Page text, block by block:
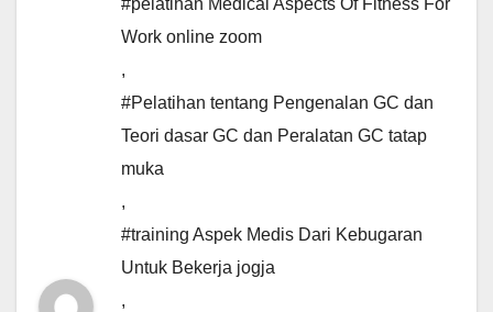
#pelatihan Medical Aspects Of Fitness For
Work online zoom
,
#Pelatihan tentang Pengenalan GC dan
Teori dasar GC dan Peralatan GC tatap
muka
,
#training Aspek Medis Dari Kebugaran
Untuk Bekerja jogja
,